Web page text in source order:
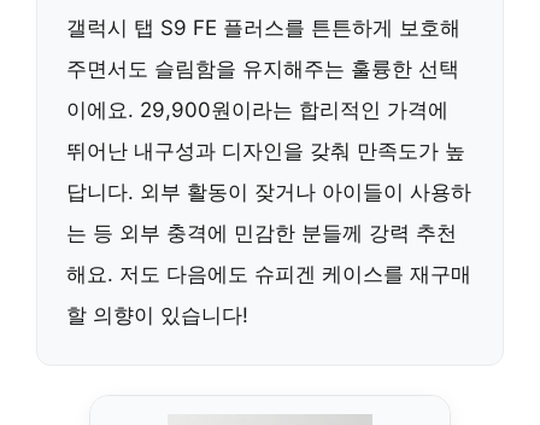
갤럭시 탭 S9 FE 플러스를 튼튼하게 보호해
주면서도 슬림함을 유지해주는 훌륭한 선택
이에요. 29,900원이라는 합리적인 가격에
뛰어난 내구성과 디자인을 갖춰 만족도가 높
답니다. 외부 활동이 잦거나 아이들이 사용하
는 등 외부 충격에 민감한 분들께 강력 추천
해요. 저도 다음에도 슈피겐 케이스를 재구매
할 의향이 있습니다!